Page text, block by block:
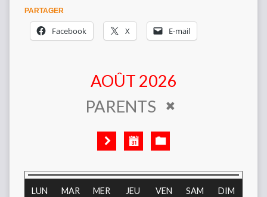
PARTAGER
Facebook X E-mail
AOÛT 2026
PARENTS
LUN MAR MER JEU VEN SAM DIM